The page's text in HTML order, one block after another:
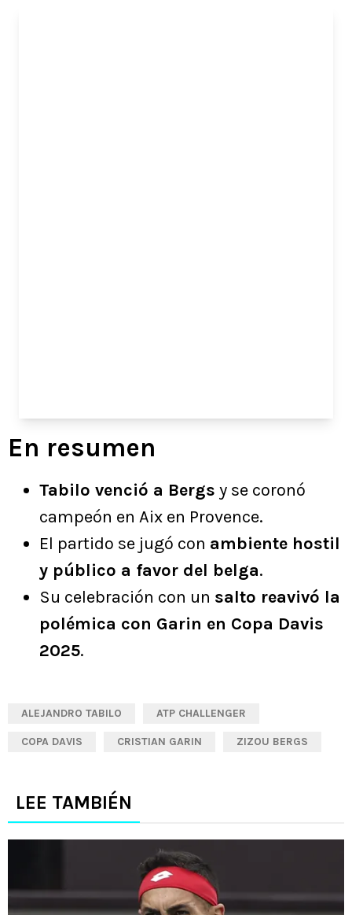
En resumen
Tabilo venció a Bergs y se coronó
campeón en Aix en Provence.
El partido se jugó con ambiente hostil
y público a favor del belga.
Su celebración con un salto reavivó la
polémica con Garin en Copa Davis
2025.
ALEJANDRO TABILO ATP CHALLENGER
COPA DAVIS CRISTIAN GARIN ZIZOU BERGS
LEE TAMBIÉN